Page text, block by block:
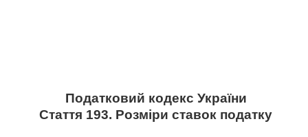
Податковий кодекс України
Стаття 193. Розміри ставок податку